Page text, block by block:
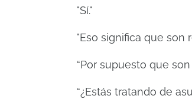
"Sí."
"Eso significa que son
“Por supuesto que
“¿Estás tratando de